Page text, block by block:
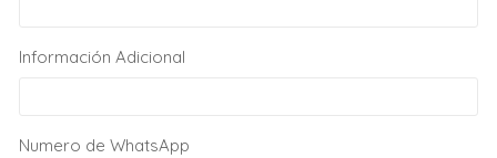
Información Adicional
Numero de WhatsApp